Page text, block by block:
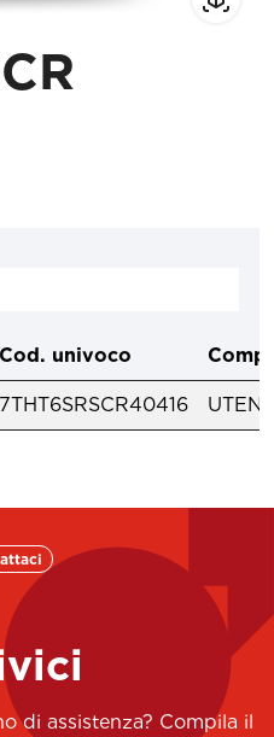
Cod. univoco
7THT6SRSCR40416
di assistenza? Compila il